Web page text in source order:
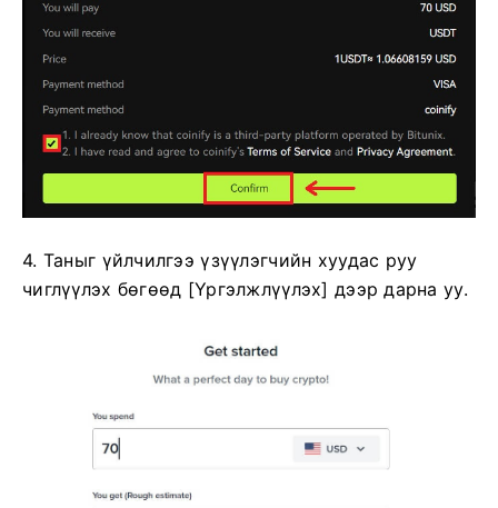
4. Таныг үйлчилгээ үзүүлэгчийн хуудас руу
чиглүүлэх бөгөөд [Үргэлжлүүлэх] дээр дарна уу.